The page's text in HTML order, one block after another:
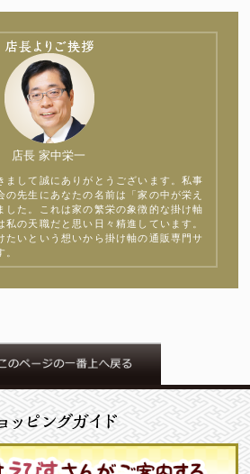
店長 家中栄一
まして誠にありがとうございます。私事
の先生にあなたの名前は「家の中が栄え
した。これは家の繁栄の象徴的な掛け軸
私の天職だと思い日々精進しています。
たいという想いから掛け軸の通販専門サ